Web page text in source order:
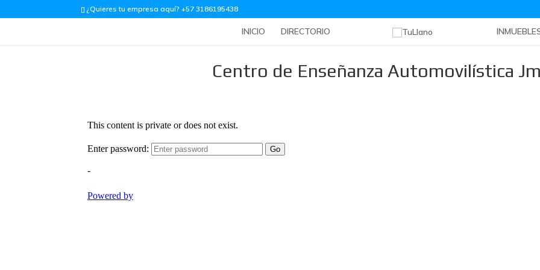
¿Quieres tu empresa aquí? +57 3186195438
INICIO DIRECTORIO
Centro de Enseñanza Automovilística